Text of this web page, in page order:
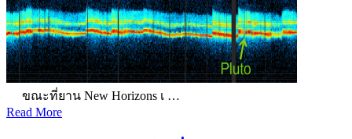
ขณะที่ยาน New Horizons เ …
Read More